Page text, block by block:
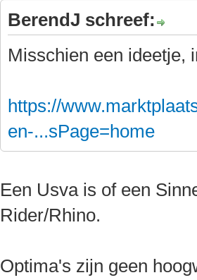
BerendJ schreef:
Misschien een ideetje,
https://
en-...sPage=home
Een Usva is of een
Rider/Rhino.
Optima's zijn geen